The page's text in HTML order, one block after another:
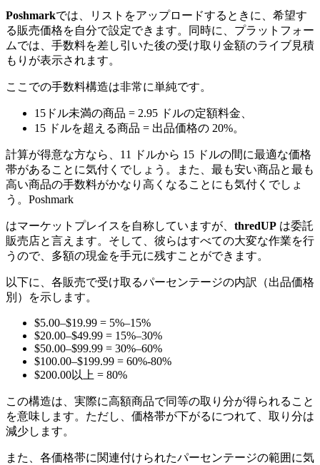
Poshmarkでは、リストをアップロードするときに、希望す
る販売価格を自分で設定できます。同時に、プラットフォー
ムでは、手数料を差し引いた後の受け取り金額のライブ見積
もりが表示されます。
ここでの手数料構造は非常に単純です。
15ドル未満の商品 = 2.95 ドルの定額料金、
15 ドルを超える商品 = 出品価格の 20%。
計算が得意な方なら、11 ドルから 15 ドルの間に最適な価格
帯があることに気付くでしょう。また、最も安い商品と最も
高い商品の手数料がかなり高くなることにも気付くでしょ
う。Poshmark
はマーケットプレイスを自称していますが、 thredUP は委託
販売店と言えます。そして、彼らはすべての大変な作業を行
うので、多額の現金を手元に残すことができます。
以下に、各販売で受け取るパーセンテージの内訳（出品価格
別）を示します。
$5.00–$19.99 = 5%–15%
$20.00–$49.99 = 15%–30%
$50.00–$99.99 = 30%–60%
$100.00–$199.99 = 60%-80%
$200.00以上 = 80%
この構造は、実際に高額商品で同等の取り分が得られること
を意味します。ただし、価格帯が下がるにつれて、取り分は
減少します。
また、各価格帯に関連付けられたパーセンテージの範囲に気